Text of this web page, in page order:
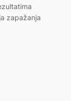
zapažanja